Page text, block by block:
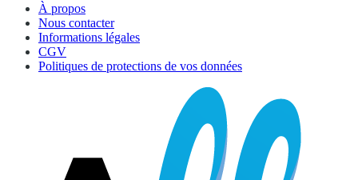
À propos
Nous contacter
Informations légales
CGV
Politiques de protections de vos données